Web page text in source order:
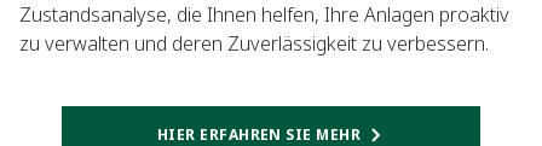
Zustandsanalyse, die Ihnen helfen, Ihre Anlagen proaktiv
zu verwalten und deren Zuverlässigkeit zu verbessern.
HIER ERFAHREN SIE MEHR